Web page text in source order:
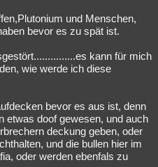
Gaming Filme
und Menschen,
bevor es zu spät ist.
kann für mich
wie werde ich diese
bevor es aus ist, denn
etwas doof gewesen, und auch
deckung geben, oder
und die bullen hier im
oder werden ebenfals zu